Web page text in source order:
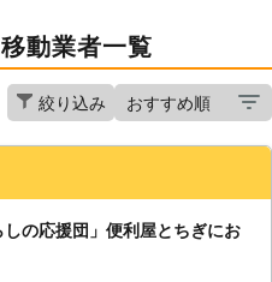
動業者一覧
絞り込み
の応援団」便利屋とちぎにお